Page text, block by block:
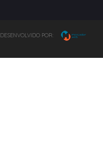
DESENVOLVIDO POR: